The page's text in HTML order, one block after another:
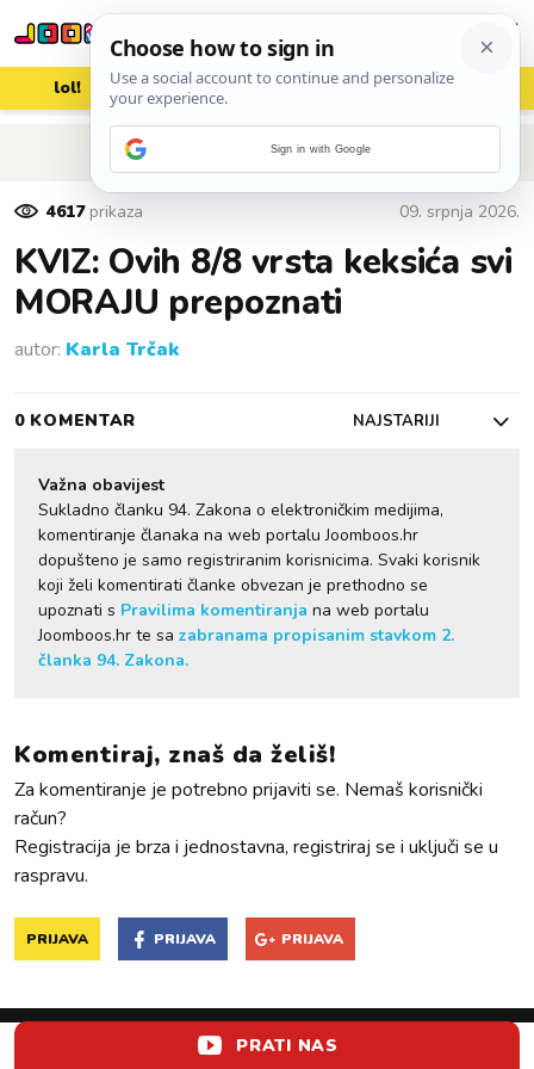
lol! aww vrh! woot?!
POVRATAK NA ČLANAK
4617prikaza 09. srpnja 2026.
KVIZ: Ovih 8/8 vrsta keksića svi
MORAJU prepoznati
autor: Karla Trčak
0 KOMENTAR NAJSTARIJI
Važna obavijest
Sukladno članku 94. Zakona o elektroničkim medijima,
komentiranje članaka na web portalu Joomboos.hr
dopušteno je samo registriranim korisnicima. Svaki korisnik
koji želi komentirati članke obvezan je prethodno se
upoznati s Pravilima komentiranja na web portalu
Joomboos.hr te sa zabranama propisanim stavkom 2.
članka 94. Zakona.
Komentiraj, znaš da želiš!
Za komentiranje je potrebno prijaviti se. Nemaš korisnički
račun?
Registracija je brza i jednostavna, registriraj se i uključi se u
raspravu.
PRIJAVA PRIJAVA PRIJAVA
PRATI NAS
Sign in with Google